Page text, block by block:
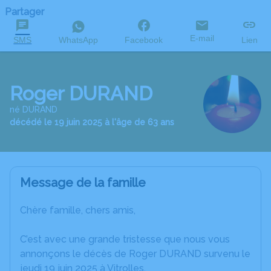
Partager
SMS WhatsApp Facebook E-mail Lien
Roger DURAND
né DURAND
décédé le 19 juin 2025 à l'âge de 63 ans
Message de la famille
Chère famille, chers amis,
C’est avec une grande tristesse que nous vous
annonçons le décès de Roger DURAND survenu le
jeudi 19 juin 2025 à Vitrolles.